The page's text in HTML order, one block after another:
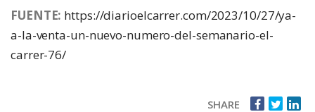
FUENTE: https://diarioelcarrer.com/2023/10/27/ya-
a-la-venta-un-nuevo-numero-del-semanario-el-
carrer-76/
SHARE